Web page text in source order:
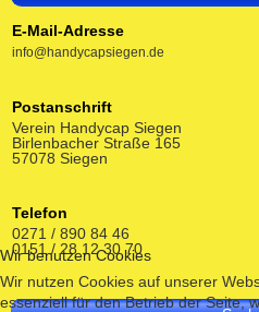
E-Mail-Adresse
info@handycapsiegen.de
Postanschrift
Verein Handycap Siegen
Birlenbacher Straße 165
57078 Siegen
Telefon
0271 / 890 84 46
0151 / 28 12 30 70
Wir benutzen Cookies
Wir nutzen Cookies auf unserer
essenziell für den Betrieb der Seite,